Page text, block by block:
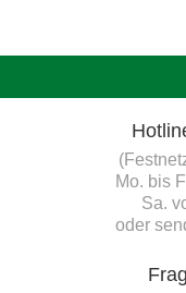
Mo. bis
Sa.
oder